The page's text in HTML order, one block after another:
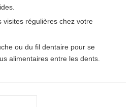
visites régulières chez votre
ou du fil dentaire pour se
alimentaires entre les dents.